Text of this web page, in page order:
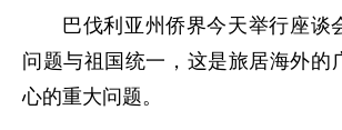
巴伐利亚州侨界今天举行座谈
问题与祖国统一，这是旅居海外的
心的重大问题。